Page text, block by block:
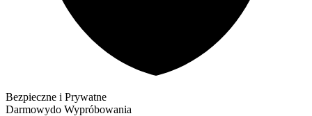
Bezpieczne i Prywatne
Darmowydo Wypróbowania